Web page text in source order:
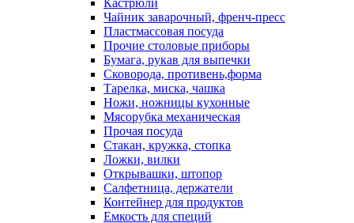
Кастрюли
Чайник заварочный, френч-пресс
Пластмассовая посуда
Прочие столовые приборы
Бумага, рукав для выпечки
Сковорода, противень,форма
Тарелка, миска, чашка
Ножи, ножницы кухонные
Мясорубка механическая
Прочая посуда
Стакан, кружка, стопка
Ложки, вилки
Открывашки, штопор
Салфетница, держатели
Контейнер для продуктов
Емкость для специй